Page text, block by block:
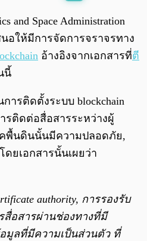
and Space Administration
อให้มีการจัดการจราจรทาง
อ้างอิงจากเอกสารที่ตี
นี้
ารติดตั้งระบบ blockchain
ารติดต่อสื่อสารระหว่างผู้
พื้นดินนั้นมีความปลอดภัย,
ยเอกสารนั้นเผยว่า
authority, การรองรับ
อสารผ่านช่องทางที่มี
อมูลที่มีความเป็นส่วนตัว ที่